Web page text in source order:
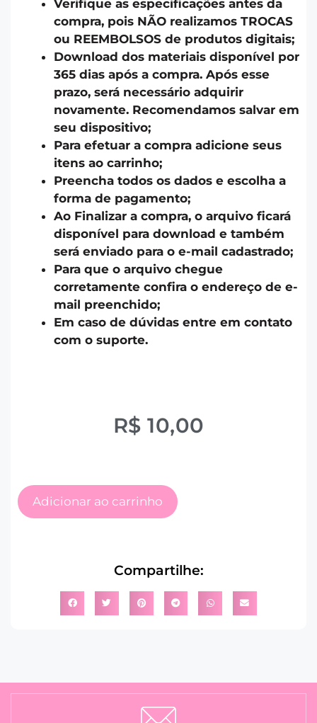
Verifique as especificações antes da
compra, pois NÃO realizamos TROCAS
ou REEMBOLSOS de produtos digitais;
Download dos materiais disponível por
365 dias após a compra. Após esse
prazo, será necessário adquirir
novamente. Recomendamos salvar em
seu dispositivo;
Para efetuar a compra adicione seus
itens ao carrinho;
Preencha todos os dados e escolha a
forma de pagamento;
Ao Finalizar a compra, o arquivo ficará
disponível para download e também
será enviado para o e-mail cadastrado;
Para que o arquivo chegue
corretamente confira o endereço de e-
mail preenchido;
Em caso de dúvidas entre em contato
com o suporte.
R$ 10,00
Adicionar ao carrinho
Compartilhe: